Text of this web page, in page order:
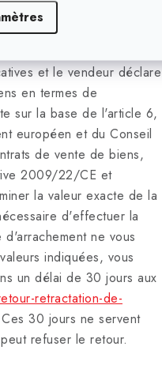
n'ont pas été
ne s'agit que d'une
le vendeur. Les valeurs
et le vendeur déclare
en termes de
sur la base de l'article 6,
européen et du Conseil
de vente de biens,
2009/22/CE et
la valeur exacte de la
d'effectuer la
ne vous
indiquées, vous
un délai de 30 jours aux
retractation-de-
30 jours ne servent
refuser le retour.